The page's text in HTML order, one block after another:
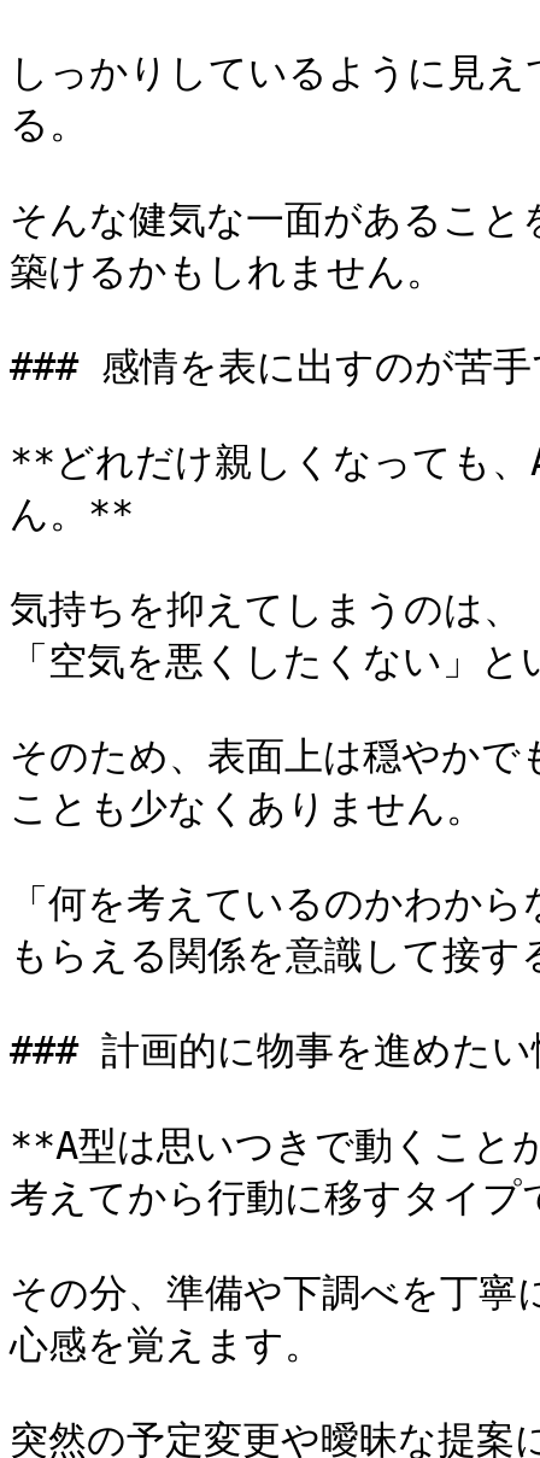
しっかりしているように見
る。
そんな健気な一面があるこ
築けるかもしれません。
### 感情を表に出すのが苦
**どれだけ親しくなっても、
ん。**
気持ちを抑えてしまうのは
「空気を悪くしたくない」
そのため、表面上は穏やか
ことも少なくありません。
「何を考えているのかわか
もらえる関係を意識して接
### 計画的に物事を進めたい
**A型は思いつきで動くこと
考えてから行動に移すタイ
その分、準備や下調べを丁
心感を覚えます。
突然の予定変更や曖昧な提